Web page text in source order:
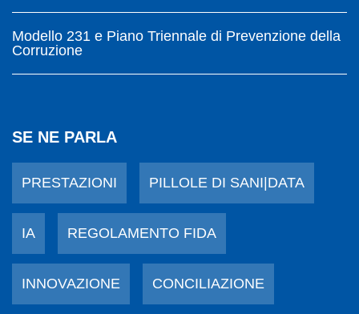
Modello 231 e Piano Triennale di Prevenzione della
Corruzione
SE NE PARLA
PRESTAZIONI PILLOLE DI SANI|DATA
IA REGOLAMENTO FIDA
INNOVAZIONE CONCILIAZIONE